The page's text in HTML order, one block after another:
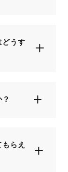
どうす
らえ